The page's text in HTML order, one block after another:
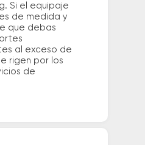
Si el equipaje
de medida y
que debas
al exceso de
rigen por los
de